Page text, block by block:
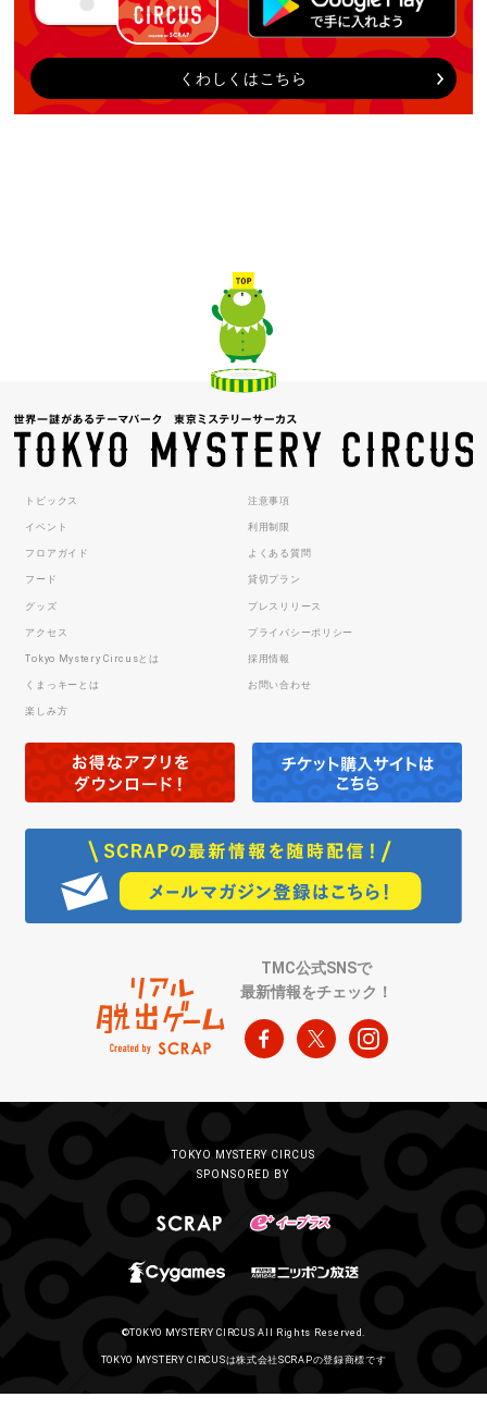
くわしくはこちら
トピックス
イベント
フロアガイド
フード
グッズ
アクセス
Tokyo Mystery Circusとは
くまっキーとは
楽しみ方
注意事項
利用制限
よくある質問
貸切プラン
プレスリリース
プライバシーポリシー
採用情報
お問い合わせ
TMC公式SNSで
最新情報をチェック！
TOKYO MYSTERY CIRCUS
SPONSORED BY
©TOKYO MYSTERY CIRCUS All Rights Reserved.
TOKYO MYSTERY CIRCUSは株式会社SCRAPの登録商標です